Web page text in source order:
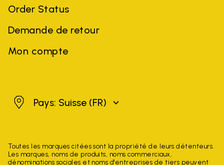
Order Status
Demande de retour
Mon compte
SuissePays: Suisse (FR)
Toutes les marques citées sont la propriété de leurs détenteurs.
Les marques, noms de produits, noms commerciaux,
dénominations sociales et noms d'entreprises de tiers peuvent